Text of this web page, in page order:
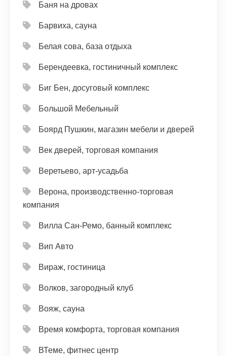
Баня на дровах
Барвиха, сауна
Белая сова, база отдыха
Берендеевка, гостиничный комплекс
Биг Бен, досуговый комплекс
Большой Мебельный
Боярд Пушкин, магазин мебели и дверей
Век дверей, торговая компания
Веретьево, арт-усадьба
Верона, производственно-торговая
компания
Вилла Сан-Ремо, банный комплекс
Вип Авто
Вираж, гостиница
Волков, загородный клуб
Вояж, сауна
Время комфорта, торговая компания
ВТеме, фитнес центр